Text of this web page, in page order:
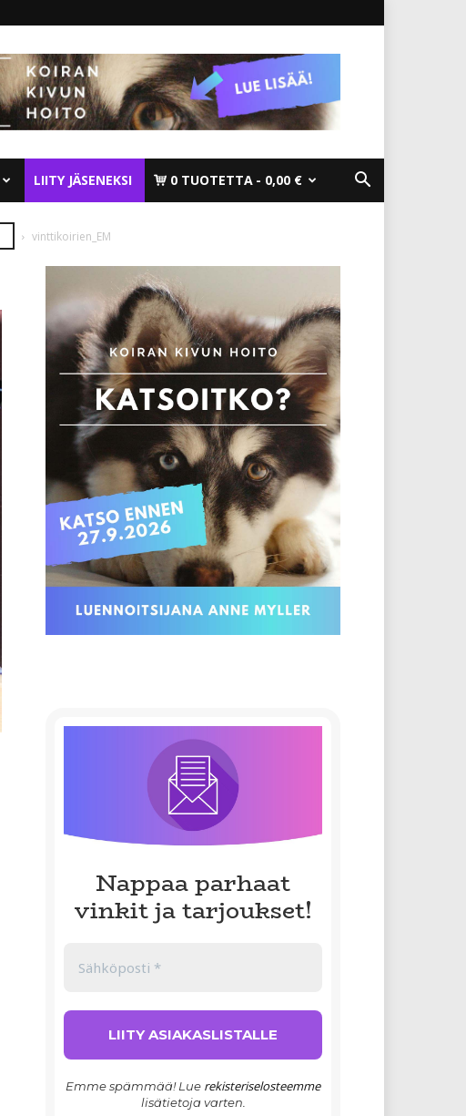
LIITY JÄSENEKSI 0 TUOTETTA 0,00 €
vinttikoirien_EM
Nappaa parhaat
vinkit ja tarjoukset!
Emme spämmää! Lue rekisteriselosteemme
lisätietoja varten.